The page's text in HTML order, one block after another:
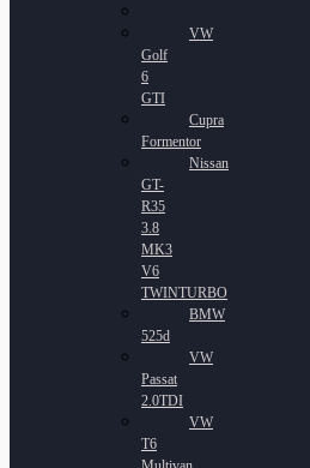
VW
Golf
6
GTI
Cupra
Formentor
Nissan
GT-
R35
3.8
MK3
V6
TWINTURBO
BMW
525d
VW
Passat
2.0TDI
VW
T6